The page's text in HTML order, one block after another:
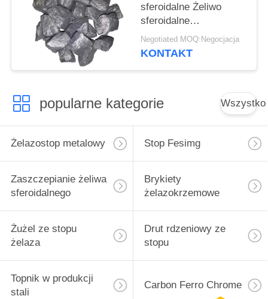
sferoidalne Żeliwo
sferoidalne
Żelazokrzem Mangan
Negotiated MOQ:Negocjacja
KONTAKT
popularne kategorie Wszystko
Żelazostop metalowy Stop Fesimg
Zaszczepianie żeliwa
sferoidalnego
Brykiety
żelazokrzemowe
Żużel ze stopu
żelaza
Drut rdzeniowy ze
stopu
Topnik w produkcji
stali
Carbon Ferro Chrome